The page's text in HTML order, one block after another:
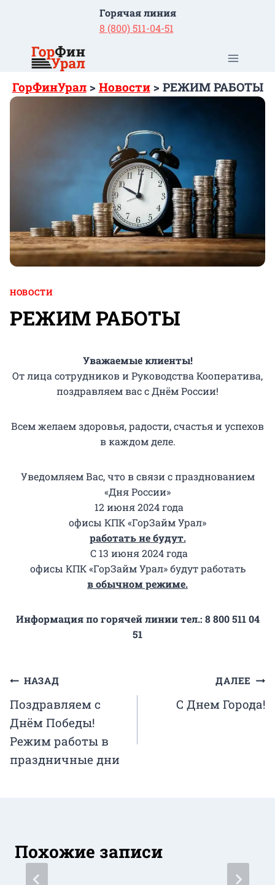
содержимому
Горячая линия
8 (800) 511-04-51
ГорФинУрал> Новости> РЕЖИМ РАБОТЫ
НОВОСТИ
РЕЖИМ РАБОТЫ
Уважаемые клиенты!
От лица сотрудников и Руководства Кооператива,
поздравляем вас с Днём России!
Всем желаем здоровья, радости, счастья и успехов
в каждом деле.
Уведомляем Вас, что в связи с празднованием
«Дня России»
12 июня 2024 года
офисы КПК «ГорЗайм Урал»
работать не будут.
С 13 июня 2024 года
офисы КПК «ГорЗайм Урал» будут работать
в обычном режиме.
Информация по горячей линии тел.: 8 800 511 04
51
Навигация
по
записям
НАЗАД
Поздравляем с
Днём Победы!
Режим работы в
праздничные дни
ДАЛЕЕ
С Днем Города!
Похожие записи